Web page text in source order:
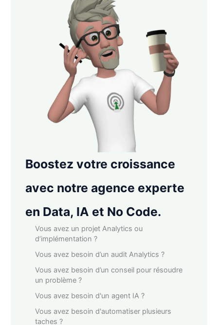
Boostez votre croissance
avec notre agence experte
en Data, IA et No Code.
Vous avez un projet Analytics ou
d’implémentation ?
Vous avez besoin d’un audit Analytics ?
Vous avez besoin d’un conseil pour résoudre
un problème ?
Vous avez besoin d'un agent IA ?
Vous avez besoin d'automatiser plusieurs
taches ?